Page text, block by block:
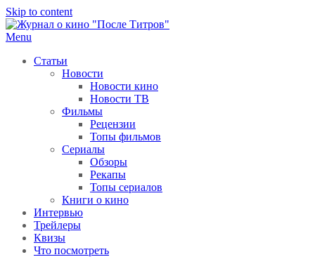
Skip to content
Menu
Статьи
Новости
Новости кино
Новости ТВ
Фильмы
Рецензии
Топы фильмов
Сериалы
Обзоры
Рекапы
Топы сериалов
Книги о кино
Интервью
Трейлеры
Квизы
Что посмотреть